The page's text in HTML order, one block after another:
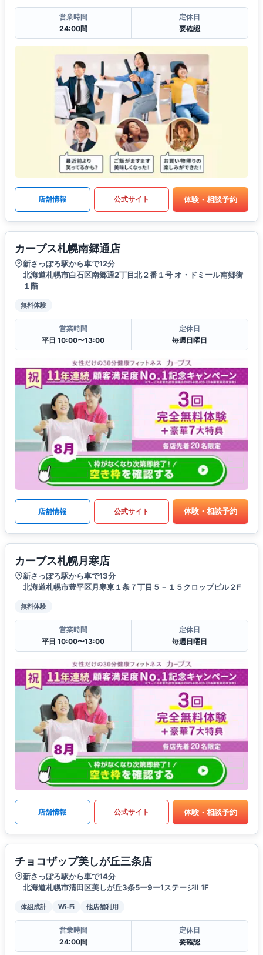
営業時間
24:00間
定休日
要確認
店舗情報 公式サイト 体験・相談予約
カーブス札幌南郷通店
新さっぽろ駅から車で12分
北海道札幌市白石区南郷通2丁目北２番１号 オ・ドミール南郷街
１階
無料体験
営業時間
平日 10:00〜13:00
定休日
毎週日曜日
店舗情報 公式サイト 体験・相談予約
カーブス札幌月寒店
新さっぽろ駅から車で13分
北海道札幌市豊平区月寒東１条７丁目５－１５クロップビル２F
無料体験
営業時間
平日 10:00〜13:00
定休日
毎週日曜日
店舗情報 公式サイト 体験・相談予約
チョコザップ美しが丘三条店
新さっぽろ駅から車で14分
北海道札幌市清田区美しが丘3条5ー9ー1ステージII 1F
体組成計 Wi-Fi 他店舗利用
営業時間
24:00間
定休日
要確認